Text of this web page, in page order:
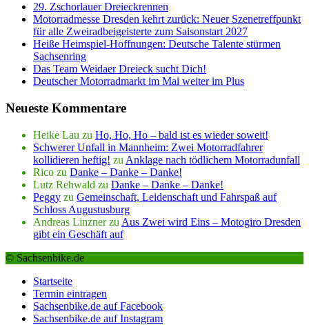
29. Zschorlauer Dreieckrennen
Motorradmesse Dresden kehrt zurück: Neuer Szenetreffpunkt
für alle Zweiradbeigeisterte zum Saisonstart 2027
Heiße Heimspiel-Hoffnungen: Deutsche Talente stürmen
Sachsenring
Das Team Weidaer Dreieck sucht Dich!
Deutscher Motorradmarkt im Mai weiter im Plus
Neueste Kommentare
Heike Lau zu Ho, Ho, Ho – bald ist es wieder soweit!
Schwerer Unfall in Mannheim: Zwei Motorradfahrer
kollidieren heftig! zu Anklage nach tödlichem Motorradunfall
Rico zu Danke – Danke – Danke!
Lutz Rehwald zu Danke – Danke – Danke!
Peggy zu Gemeinschaft, Leidenschaft und Fahrspaß auf
Schloss Augustusburg
Andreas Linznerzu Aus Zwei wird Eins – Motogiro Dresden
gibt ein Geschäft auf
© Sachsenbike.de
Startseite
Termin eintragen
Sachsenbike.de auf Facebook
Sachsenbike.de auf Instagram